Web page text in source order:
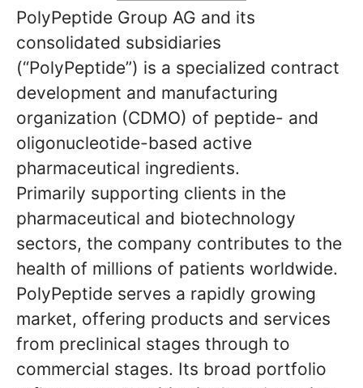
PolyPeptide Group AG and its
consolidated subsidiaries
(“PolyPeptide”) is a specialized contract
development and manufacturing
organization (CDMO) of peptide- and
oligonucleotide-based active
pharmaceutical ingredients.
Primarily supporting clients in the
pharmaceutical and biotechnology
sectors, the company contributes to the
health of millions of patients worldwide.
PolyPeptide serves a rapidly growing
market, offering products and services
from preclinical stages through to
commercial stages. Its broad portfolio